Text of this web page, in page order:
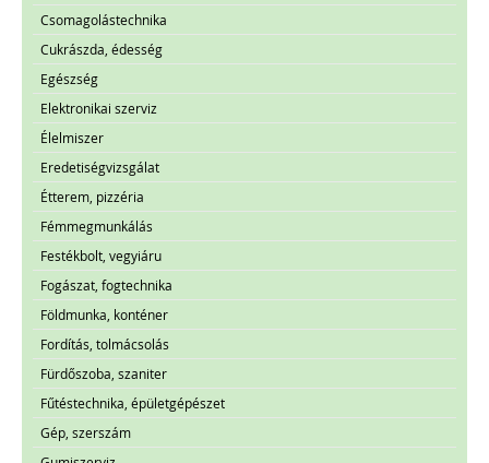
Csomagolástechnika
Cukrászda, édesség
Egészség
Elektronikai szerviz
Élelmiszer
Eredetiségvizsgálat
Étterem, pizzéria
Fémmegmunkálás
Festékbolt, vegyiáru
Fogászat, fogtechnika
Földmunka, konténer
Fordítás, tolmácsolás
Fürdőszoba, szaniter
Fűtéstechnika, épületgépészet
Gép, szerszám